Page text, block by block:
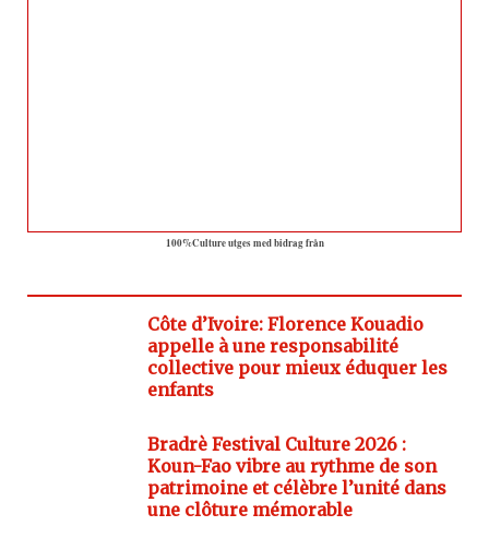
100%Culture utges med bidrag från
Côte d’Ivoire: Florence Kouadio
appelle à une responsabilité
collective pour mieux éduquer les
enfants
Bradrè Festival Culture 2026 :
Koun-Fao vibre au rythme de son
patrimoine et célèbre l’unité dans
une clôture mémorable